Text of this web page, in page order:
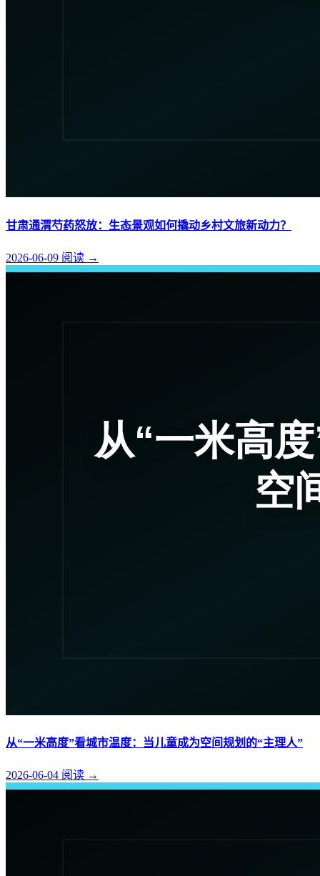
甘肃通渭芍药怒放：生态景观如何撬动乡村文旅新动力？
2026-06-09 阅读 →
从“一米高度”看城市温度：当儿童成为空间规划的“主理人”
2026-06-04 阅读 →